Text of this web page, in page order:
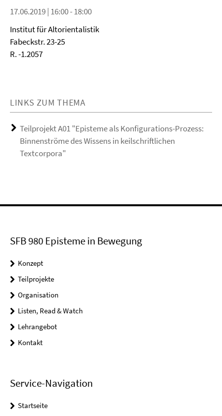
17.06.2019 | 16:00 - 18:00
Institut für Altorientalistik
Fabeckstr. 23-25
R. -1.2057
LINKS ZUM THEMA
Teilprojekt A01 "Episteme als Konfigurations-Prozess:
Binnenströme des Wissens in keilschriftlichen
Textcorpora"
SFB 980 Episteme in Bewegung
Konzept
Teilprojekte
Organisation
Listen, Read & Watch
Lehrangebot
Kontakt
Service-Navigation
Startseite